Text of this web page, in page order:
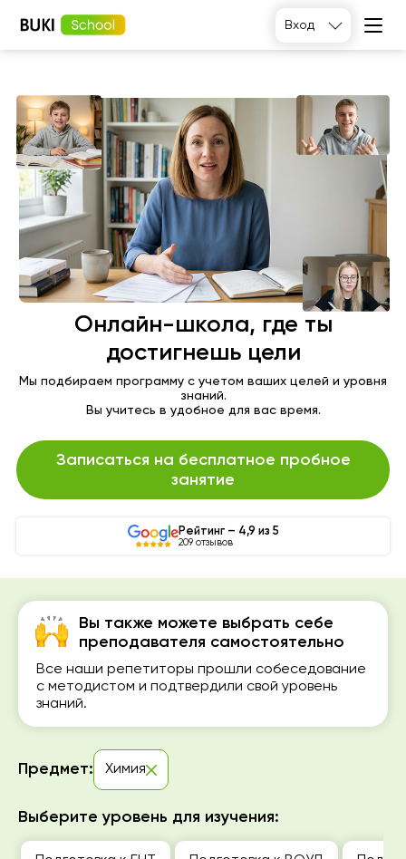
Вход
Вы также можете выбрать себе
преподавателя самостоятельно
Все наши репетиторы прошли собеседование
с методистом и подтвердили свой уровень
знаний.
Предмет: Химия
Выберите уровень для изучения:
Онлайн-школа, где ты
достигнешь цели
Мы подбираем программу с учетом ваших целей и уровня
знаний.
Вы учитесь в удобное для вас время.
Записаться на бесплатное пробное
занятие
Рейтинг – 4,9 из 5
209 отзывов
Подобрать